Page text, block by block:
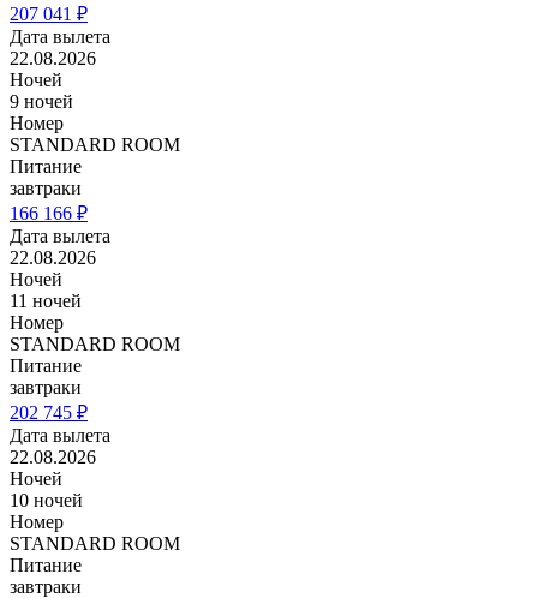
207 041 ₽
Дата вылета
22.08.2026
Ночей
9 ночей
Номер
STANDARD ROOM
Питание
завтраки
166 166 ₽
Дата вылета
22.08.2026
Ночей
11 ночей
Номер
STANDARD ROOM
Питание
завтраки
202 745 ₽
Дата вылета
22.08.2026
Ночей
10 ночей
Номер
STANDARD ROOM
Питание
завтраки